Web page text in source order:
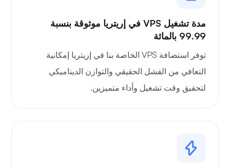
مدة تشغيل VPS في إريتريا موثوقة بنسبة
99.99 بالمائة
توفر استضافة VPS الخاصة بنا في إريتريا إمكانية
التعافي من الفشل الحقيقي والتوازن الديناميكي
لتحقيق وقت تشغيل وأداء متميزين.